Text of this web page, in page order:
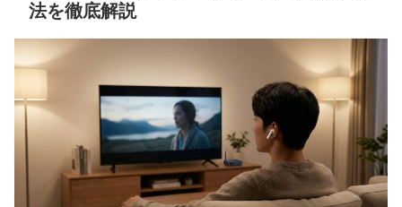
法を徹底解説